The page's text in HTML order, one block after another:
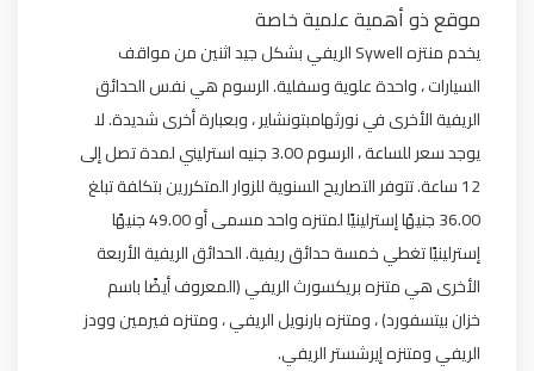
موقع ذو أهمية علمية خاصة
يخدم منتزه Sywell الريفي بشكل جيد اثنين من مواقف
السيارات ، واحدة علوية وسفلية.الرسوم هي نفس الحدائق
الريفية الأخرى في نورثهامبتونشاير ، وبعبارة أخرى شديدة.لا
يوجد سعر للساعة ، الرسوم 3.00 جنيه استرليني لمدة تصل إلى
12 ساعة.
تتوفر التصاريح السنوية للزوار المتكررين بتكلفة تبلغ
36.00 جنيهًا إسترلينيًا لمتنزه واحد مسمى أو 49.00 جنيهًا
إسترلينيًا تغطي خمسة حدائق ريفية.الحدائق الريفية الأربعة
الأخرى هي متنزه بريكسورث الريفي (المعروف أيضًا باسم
خزان بيتسفورد) ، ومتنزه بارنويل الريفي ، ومتنزه فيرمين وودز
الريفي ومتنزه إيرشستر الريفي.